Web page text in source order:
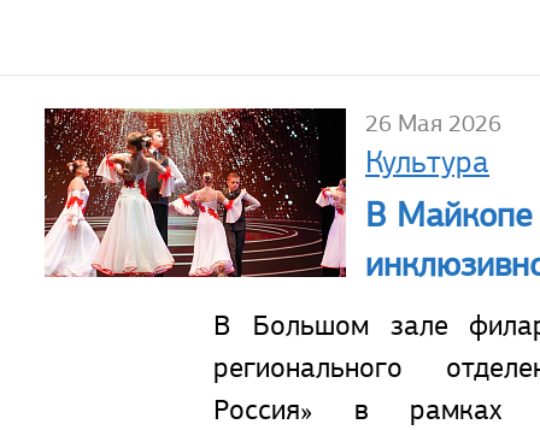
26 Мая 2026
Культура
В Майкопе
В Большом зале
регионального
Россия» в рамках